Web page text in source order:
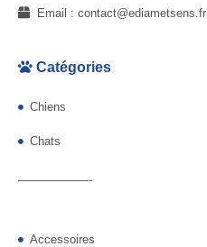
Email : contact@ediametsens.fr
Catégories
Chiens
Chats
——————-
Accessoires